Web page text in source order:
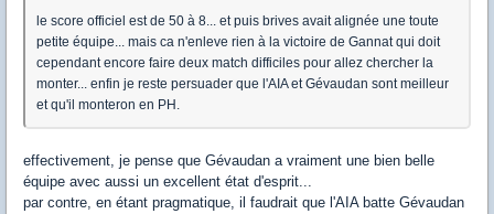
le score officiel est de 50 à 8... et puis brives avait alignée une toute
petite équipe... mais ca n'enleve rien à la victoire de Gannat qui doit
cependant encore faire deux match difficiles pour allez chercher la
monter... enfin je reste persuader que l'AIA et Gévaudan sont meilleur
et qu'il monteron en PH.
effectivement, je pense que Gévaudan a vraiment une bien belle
équipe avec aussi un excellent état d'esprit...
par contre, en étant pragmatique, il faudrait que l'AIA batte Gévaudan